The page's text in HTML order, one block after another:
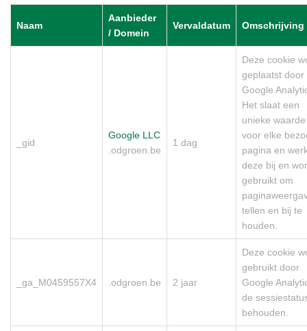
Naam
Aanbieder
/ Domein
Vervaldatum Omschrijving
_gid
Google LLC
.odgroen.be
1 dag
Deze cookie
geplaatst door
Google
Het slaat een
unieke
voor elke
pagina en
deze bij en
gebruikt om
tellen en bij te
houden.
_ga_M0459557X4 .odgroen.be 2 jaar
Deze cookie
gebruikt door
Google
de
behouden.